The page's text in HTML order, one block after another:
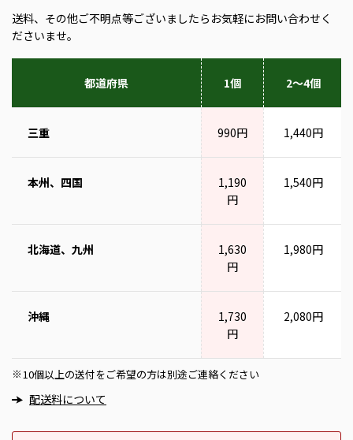
送料、その他ご不明点等ございましたらお気軽にお問い合わせく
ださいませ。
都道府県 1個 2～4個
三重 990円 1,440円
本州、四国
1,190
円
1,540円
北海道、九州
1,630
円
1,980円
沖縄
1,730
円
2,080円
※ 10個以上の送付をご希望の方は別途ご連絡ください
配送料について